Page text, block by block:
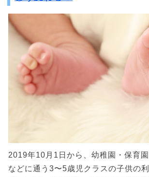
2019年10月1日から、幼稚園・保育
などに通う3〜5歳児クラスの子供の